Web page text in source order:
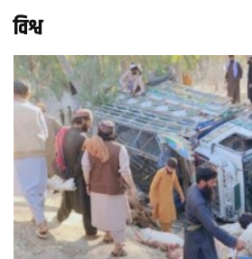
विश्व